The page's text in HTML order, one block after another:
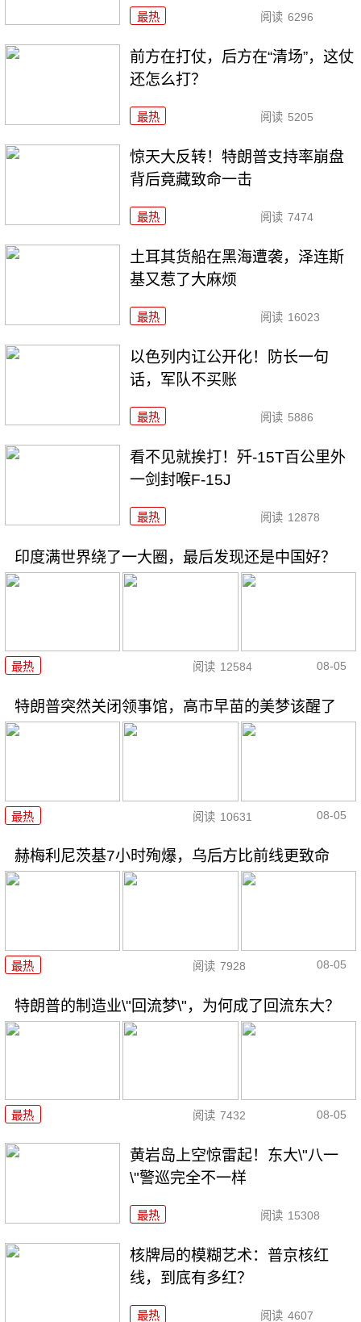
最热 阅读 6296
前方在打仗，后方在“清场”，这仗
还怎么打？
最热 阅读 5205
惊天大反转！特朗普支持率崩盘
背后竟藏致命一击
最热 阅读 7474
土耳其货船在黑海遭袭，泽连斯
基又惹了大麻烦
最热 阅读 16023
以色列内讧公开化！防长一句
话，军队不买账
最热 阅读 5886
看不见就挨打！歼-15T百公里外
一剑封喉F-15J
最热 阅读 12878
印度满世界绕了一大圈，最后发现还是中国好？
最热 阅读 12584 08-05
特朗普突然关闭领事馆，高市早苗的美梦该醒了
最热 阅读 10631 08-05
赫梅利尼茨基7小时殉爆，乌后方比前线更致命
最热 阅读 7928 08-05
特朗普的制造业\"回流梦\"，为何成了回流东大？
最热 阅读 7432 08-05
黄岩岛上空惊雷起！东大\"八一
\"警巡完全不一样
最热 阅读 15308
核牌局的模糊艺术：普京核红
线，到底有多红？
最热 阅读 4607